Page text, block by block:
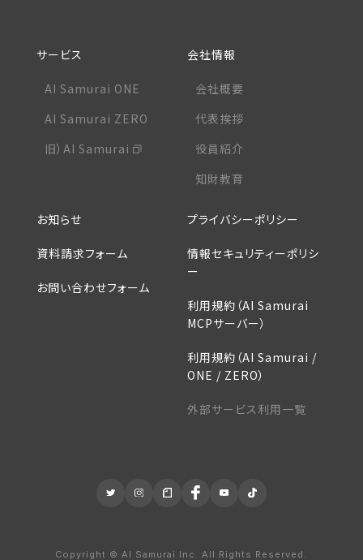
サービス
AI Samurai ONE
AI Samurai ZERO
旧）AI Samurai
会社情報
会社概要
代表挨拶
役員紹介
知財教育
お知らせ
資料請求フォーム
お問い合わせフォーム
プライバシーポリシー
情報セキュリティーポリシ
ー
利用規約（AI Samurai
MCPサーバー）
利用規約（AI Samurai /
ONE / ZERO）
外部サービス利用一覧
Copyright ©︎ AI Samurai Inc. All Rights Reserved.